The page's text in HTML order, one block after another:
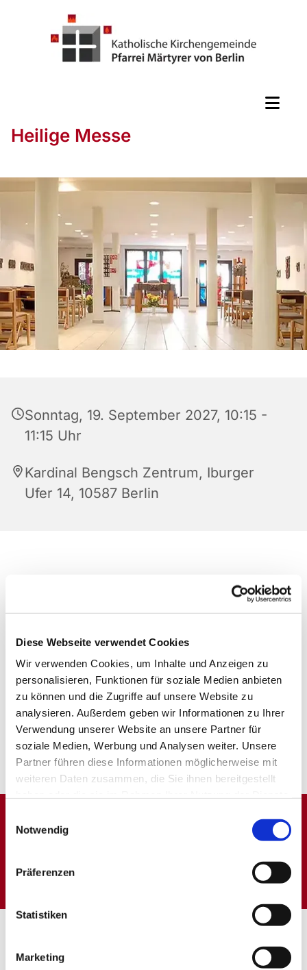
Diese Webseite verwendet Cookies
Wir verwenden Cookies, um Inhalte und Anzeigen zu
personalisieren, Funktionen für soziale Medien anbieten
zu können und die Zugriffe auf unsere Website zu
analysieren. Außerdem geben wir Informationen zu Ihrer
Verwendung unserer Website an unsere Partner für
soziale Medien, Werbung und Analysen weiter. Unsere
Partner führen diese Informationen möglicherweise mit
weiteren Daten zusammen, die Sie ihnen bereitgestellt
Notwendig
Präferenzen
Statistiken
Marketing
Heilige Messe
Sonntag, 19. September 2027, 10:15 -
11:15 Uhr
Kardinal Bengsch Zentrum, Iburger
Ufer 14, 10587 Berlin
Dies könnte Sie auch